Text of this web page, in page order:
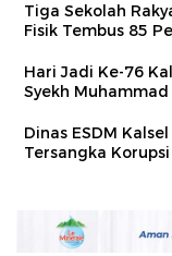
Tiga Sekolah
Fisik Tembus 85
Hari Jadi Ke-76
Syekh
Dinas ESDM
Tersangka